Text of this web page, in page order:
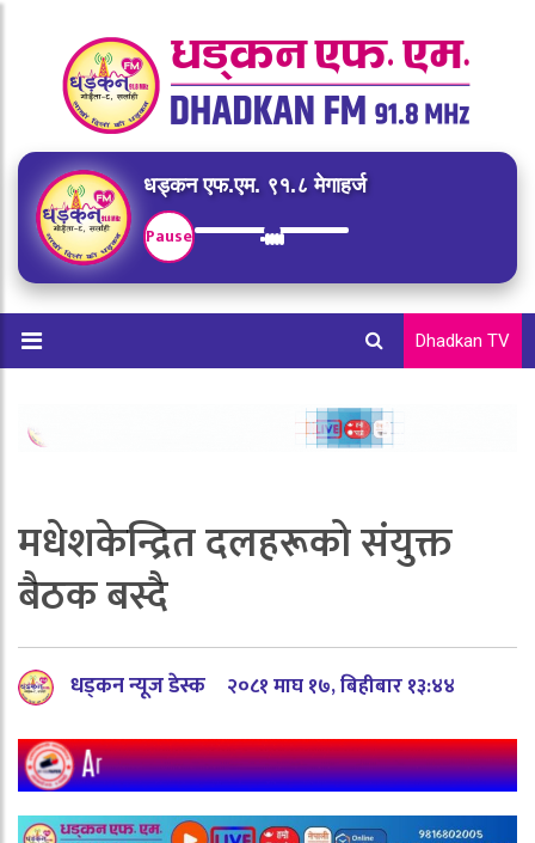
धड्कन एफ.एम. ९१.८ मेगाहर्ज
Pause
Dhadkan TV
मधेशकेन्द्रित दलहरूको संयुक्त
बैठक बस्दै
धड्कन न्यूज डेस्क २०८१ माघ १७, बिहीबार १३:४४